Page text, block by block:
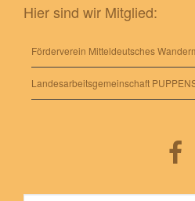
Hier sind wir Mitglied:
Förderverein Mitteldeutsches
Landesarbeitsgemeinschaft